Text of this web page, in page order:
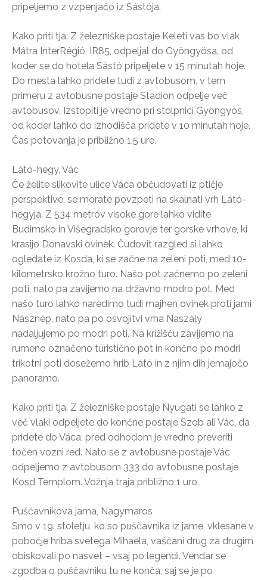
pripeljemo z vzpenjačo iz Sástója.
Kako priti tja: Z železniške postaje Keleti vas bo vlak
Mátra InterRégió, IR85, odpeljal do Gyöngyösa, od
koder se do hotela Sástó pripeljete v 15 minutah hoje.
Do mesta lahko pridete tudi z avtobusom, v tem
primeru z avtobusne postaje Stadion odpelje več
avtobusov. Izstopiti je vredno pri stolpnici Gyöngyös,
od koder lahko do izhodišča pridete v 10 minutah hoje.
Čas potovanja je približno 1,5 ure.
Látó-hegy, Vác
Če želite slikovite ulice Váca občudovati iz ptičje
perspektive, se morate povzpeti na skalnati vrh Látó-
hegyja. Z 534 metrov visoke gore lahko vidite
Budimsko in Višegradsko gorovje ter gorske vrhove, ki
krasijo Donavski ovinek. Čudovit razgled si lahko
ogledate iz Kosda, ki se začne na zeleni poti, med 10-
kilometrsko krožno turo. Našo pot začnemo po zeleni
poti, nato pa zavijemo na državno modro pot. Med
našo turo lahko naredimo tudi majhen ovinek proti jami
Násznép, nato pa po osvojitvi vrha Naszály
nadaljujemo po modri poti. Na križišču zavijemo na
rumeno označeno turistično pot in končno po modri
trikotni poti dosežemo hrib Látó in z njim dih jemajočo
panoramo.
Kako priti tja: Z železniške postaje Nyugati se lahko z
več vlaki odpeljete do končne postaje Szob ali Vác, da
pridete do Váca; pred odhodom je vredno preveriti
točen vozni red. Nato se z avtobusne postaje Vác
odpeljemo z avtobusom 333 do avtobusne postaje
Kosd Templom. Vožnja traja približno 1 uro.
Puščavnikova jama, Nagymaros
Smo v 19. stoletju, ko so puščavnika iz jame, vklesane v
pobočje hriba svetega Mihaela, vaščani drug za drugim
obiskovali po nasvet – vsaj po legendi. Vendar se
zgodba o puščavniku tu ne konča, saj se je po